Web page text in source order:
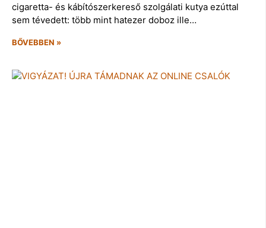
cigaretta- és kábítószerkereső szolgálati kutya ezúttal
sem tévedett: több mint hatezer doboz ille…
BŐVEBBEN »